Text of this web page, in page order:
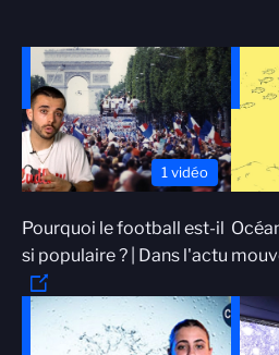
1 vidéo
Pourquoi le football est-il
si populaire ? | Dans l'actu